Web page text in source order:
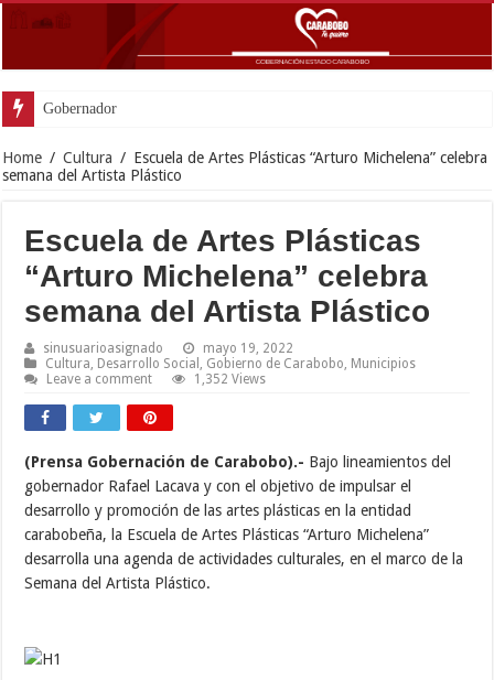
Gobernador Lacava y Alcalde
Home / Cultura / Escuela de Artes Plásticas “Arturo Michelena” celebra
semana del Artista Plástico
Escuela de Artes Plásticas
“Arturo Michelena” celebra
semana del Artista Plástico
sinusuarioasignado
mayo 19, 2022
Cultura Desarrollo Social Gobierno de Carabobo Municipios
Leave a comment
1,352 Views
(Prensa Gobernación de Carabobo).- Bajo lineamientos del
gobernador Rafael Lacava y con el objetivo de impulsar el
desarrollo y promoción de las artes plásticas en la entidad
carabobeña, la Escuela de Artes Plásticas “Arturo Michelena”
desarrolla una agenda de actividades culturales, en el marco de la
Semana del Artista Plástico.